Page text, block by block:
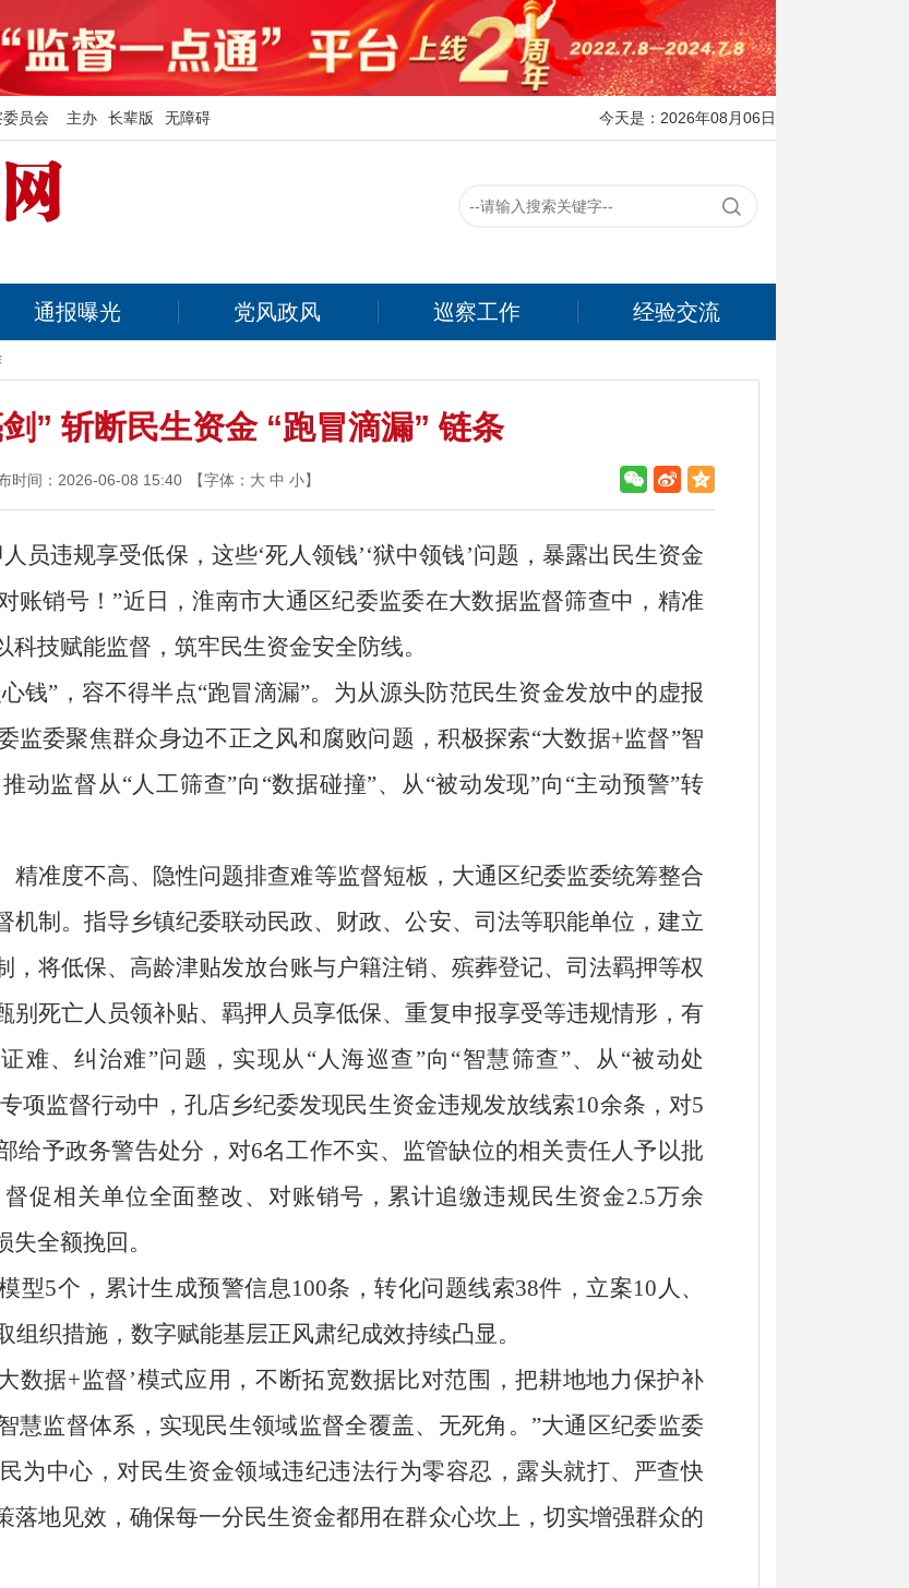
委员会 主办 长辈版 无障碍 今天是：2026年08月06日
通报曝光 党风政风 巡察工作 经验交流
” 斩断民生资金 “跑冒滴漏” 链条
时间：2026-06-08 15:40 【字体： 大 中 小】
员违规享受低保 ， 这些‘死人领钱’‘狱中领钱’问题，暴露出民生资金
账销号！”近日，淮南市大通区纪委监委在大数据监督筛查中，精准
技赋能监督，筑牢民生资金安全防线。
钱”，容不得半点“跑冒滴漏”。 为从源头防范民生资金发放中的虚报
监委聚焦群众身边不正之风和腐败问题 ，积极探索“大数据+监督”智
动监督从“人工筛查”向“数据碰撞”、从“被动发现”向“主动预警”转
精准度不高、隐性问题排查难等监督短板，大通区纪委监委统筹整合
机制。指导乡镇纪委联动民政、财政、公安、司法等职能单位，建立
，将低保、高龄津贴发放台账与户籍注销、殡葬登记、司法羁押等权
别死亡人员领补贴、羁押人员享低保、重复申报享受等违规情形，有
难、纠治难”问题，实现从“人海巡查”向“智慧筛查”、从“被动处
项监督行动中，孔店乡纪委发现民生资金违规发放线索10余条，对5
给予政务警告处分，对6名工作不实、监管缺位的相关责任人予以批
促相关单位全面整改、对账销号，累计追缴违规民生资金2.5万余
失全额挽回 。
型5个，累计生成预警信息100条，转化问题线索38件，立案10人、
织措施，数字赋能基层正风肃纪成效持续凸显。
数据+监督’模式应用，不断拓宽数据比对范围，把耕地地力保护补
慧监督体系，实现民生领域监督全覆盖、无死角 。 ”大通区纪委监委
为中心，对民生资金领域违纪违法行为零容忍 ， 露头就打、严查快
落地见效，确保每一分民生资金都用在群众心坎上，切实增强群众的